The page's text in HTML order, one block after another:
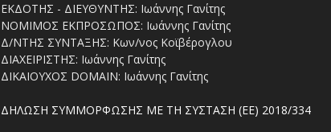
ΕΚΔΟΤΗΣ - ΔΙΕΥΘΥΝΤΗΣ: Ιωάννης Γανίτης
ΝΟΜΙΜΟΣ ΕΚΠΡΟΣΩΠΟΣ: Ιωάννης Γανίτης
Δ/ΝΤΗΣ ΣΥΝΤΑΞΗΣ: Κων/νος Κοϊβέρογλου
ΔΙΑΧΕΙΡΙΣΤΗΣ: Ιωάννης Γανίτης
ΔΙΚΑΙΟΥΧΟΣ DOMAIN: Ιωάννης Γανίτης
ΔΗΛΩΣΗ ΣΥΜΜΟΡΦΩΣΗΣ ΜΕ ΤΗ ΣΥΣΤΑΣΗ (ΕΕ) 2018/334